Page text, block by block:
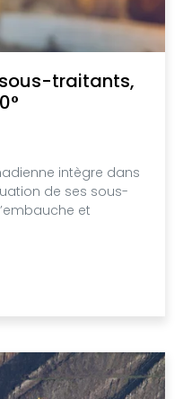
traitants,
intègre dans
de ses sous-
et